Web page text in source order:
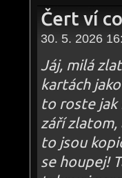
Čert ví
30. 5. 2026
Jáj, milá
kartách
to roste jak
září zlatom,
to jsou
se houpej!